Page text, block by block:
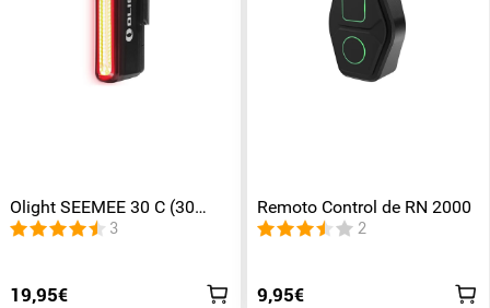
Olight SEEMEE 30 C (30
Lúmenes Luz Trasera Bici)
3
19,95€
Remoto Control de RN 2000
2
9,95€